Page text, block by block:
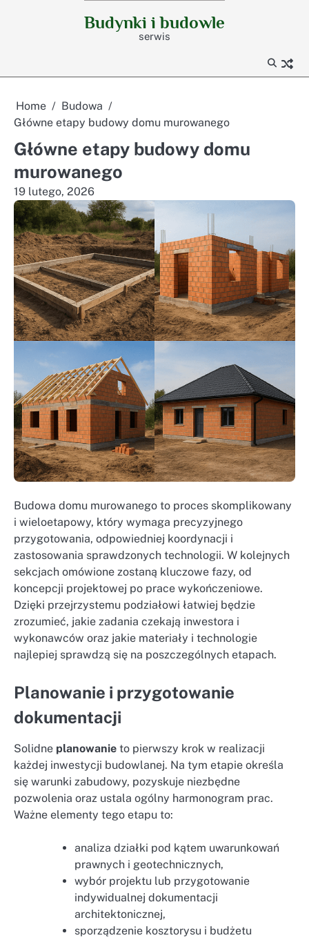
Budynki i budowle
serwis
Home
Budowa
Główne etapy budowy domu murowanego
Główne etapy budowy domu
murowanego
19 lutego, 2026
Budowa domu murowanego to proces skomplikowany
i wieloetapowy, który wymaga precyzyjnego
przygotowania, odpowiedniej koordynacji i
zastosowania sprawdzonych technologii. W kolejnych
sekcjach omówione zostaną kluczowe fazy, od
koncepcji projektowej po prace wykończeniowe.
Dzięki przejrzystemu podziałowi łatwiej będzie
zrozumieć, jakie zadania czekają inwestora i
wykonawców oraz jakie materiały i technologie
najlepiej sprawdzą się na poszczególnych etapach.
Planowanie i przygotowanie
dokumentacji
Solidne planowanie to pierwszy krok w realizacji
każdej inwestycji budowlanej. Na tym etapie określa
się warunki zabudowy, pozyskuje niezbędne
pozwolenia oraz ustala ogólny harmonogram prac.
Ważne elementy tego etapu to:
analiza działki pod kątem uwarunkowań
prawnych i geotechnicznych,
wybór projektu lub przygotowanie
indywidualnej dokumentacji
architektonicznej,
sporządzenie kosztorysu i budżetu